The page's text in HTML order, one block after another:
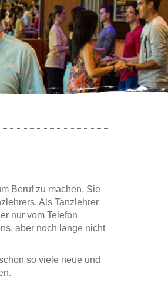
Beruf zu machen. Sie
Als Tanzlehrer
nur vom Telefon
aber noch lange nicht
so viele neue und